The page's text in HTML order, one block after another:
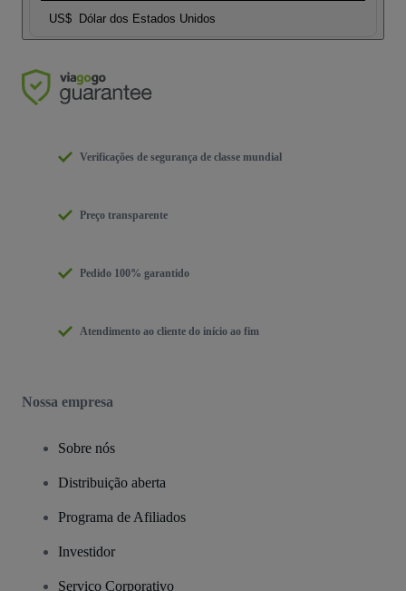
US$ Dólar dos Estados Unidos
Verificações de segurança de classe mundial
Preço transparente
Pedido 100% garantido
Atendimento ao cliente do início ao fim
Nossa empresa
Sobre nós
Distribuição aberta
Programa de Afiliados
Investidor
Serviço Corporativo